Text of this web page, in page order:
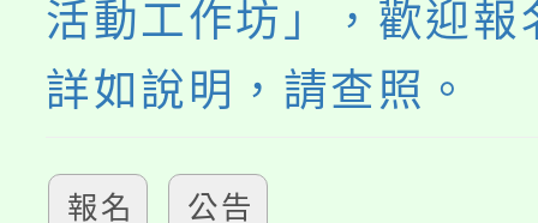
活動工作坊」，歡迎報
詳如說明，請查照。
報名 公告